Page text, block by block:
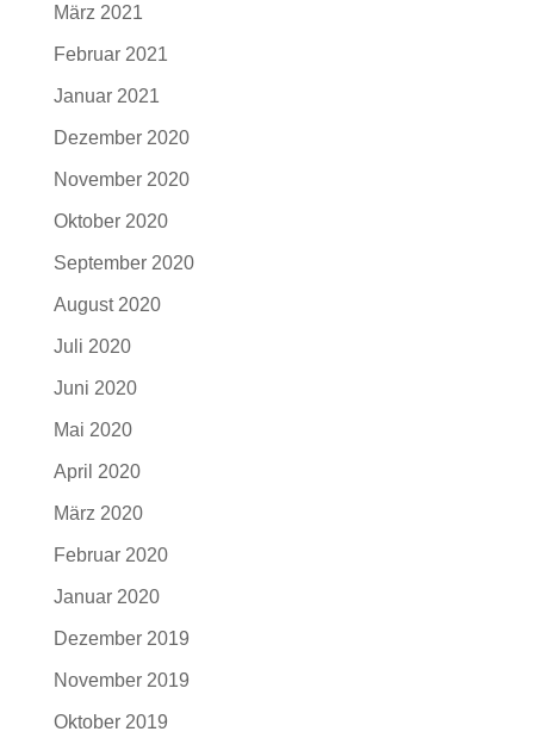
März 2021
Februar 2021
Januar 2021
Dezember 2020
November 2020
Oktober 2020
September 2020
August 2020
Juli 2020
Juni 2020
Mai 2020
April 2020
März 2020
Februar 2020
Januar 2020
Dezember 2019
November 2019
Oktober 2019